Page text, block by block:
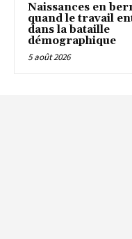
Naissances en
quand le travail
dans la bataille
démographique
5 août 2026